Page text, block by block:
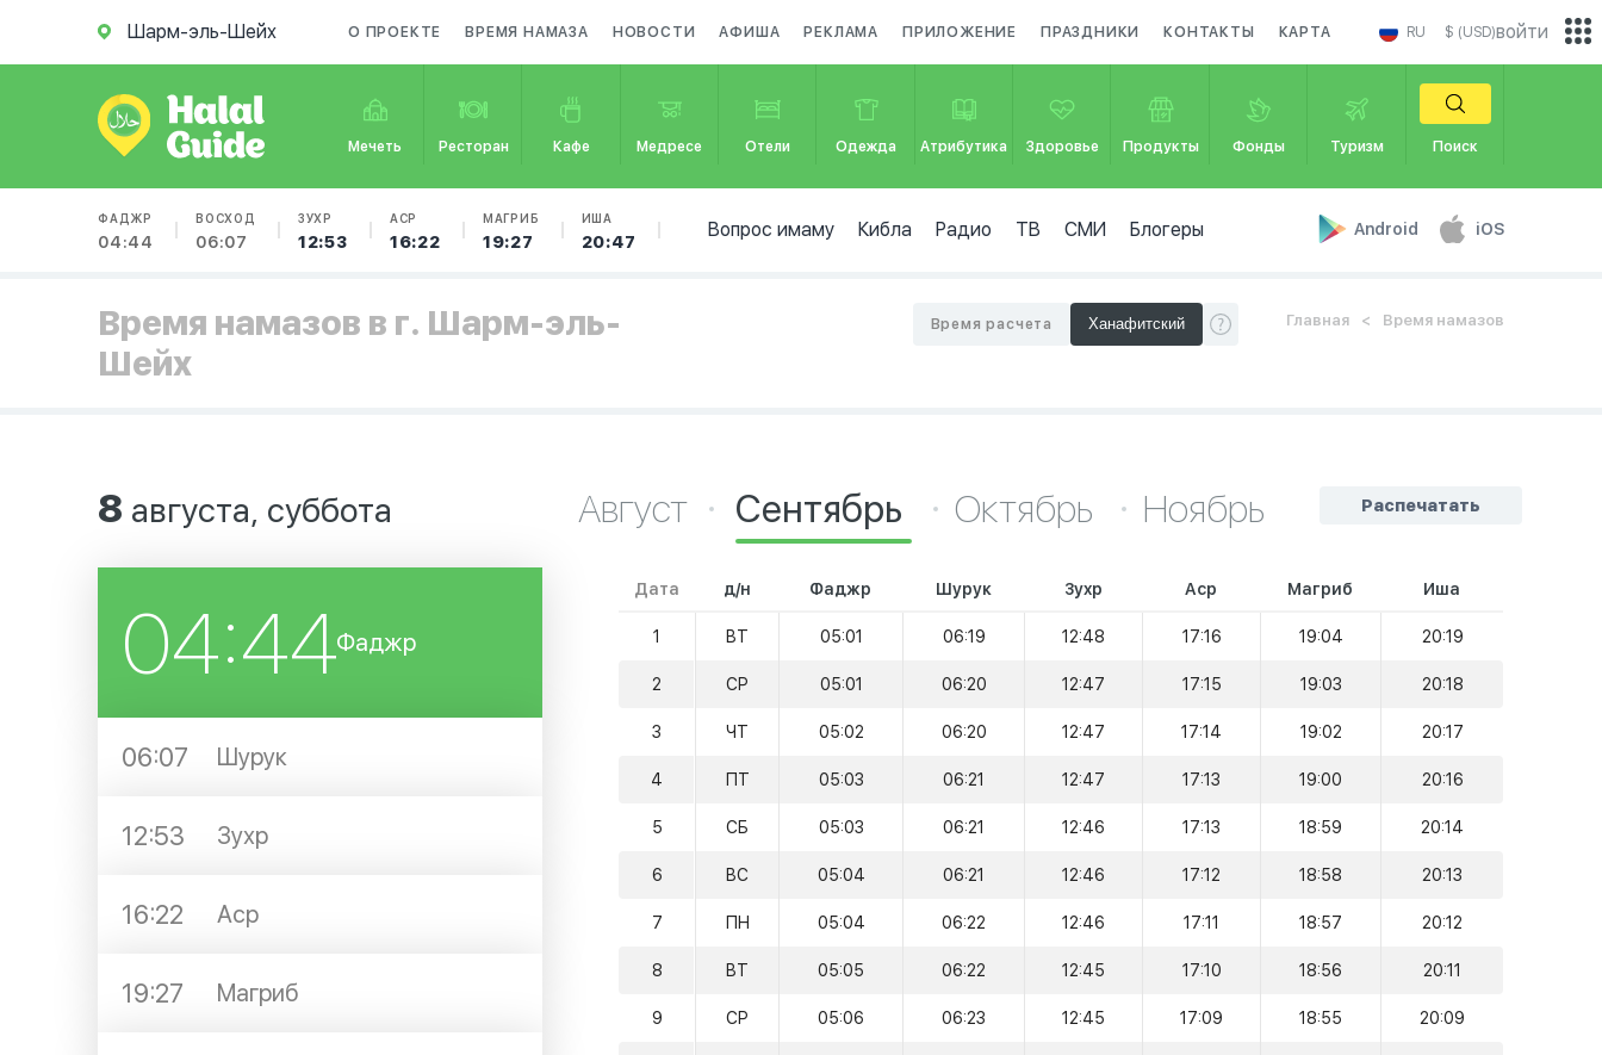
Шарм-эль-Шейх О ПРОЕКТЕ ВРЕМЯ НАМАЗА НОВОСТИ АФИША РЕКЛАМА ПРИЛОЖЕНИЕ ПРАЗДНИКИ КОНТАКТЫ КАРТА RU $ (USD)
Мечеть Ресторан Кафе Медресе Отели Одежда Атрибутика Здоровье Продукты Фонды Туризм Поиск
ФАДЖР
04:44
ВОСХОД
06:07
ЗУХР
12:53
АСР
16:22
МАГРИБ
19:27
ИША
20:47
Вопрос имаму Кибла Радио ТВ СМИ Блогеры Android iOS
войти
Время намазов в г. Шарм-эль-
Шейх
Главная Время намазов
Время расчета
8 августа, суббота
04:44Фаджр
06:07 Шурук
12:53 Зухр
16:22 Аср
19:27 Магриб
Распечатать
Август Сентябрь Октябрь Ноябрь
Дата д/н Фаджр Шурук Зухр Аср Магриб Иша
1 ВТ 05:01 06:19 12:48 17:16 19:04 20:19
2 СР 05:01 06:20 12:47 17:15 19:03 20:18
3 ЧТ 05:02 06:20 12:47 17:14 19:02 20:17
4 ПТ 05:03 06:21 12:47 17:13 19:00 20:16
5 СБ 05:03 06:21 12:46 17:13 18:59 20:14
6 ВС 05:04 06:21 12:46 17:12 18:58 20:13
7 ПН 05:04 06:22 12:46 17:11 18:57 20:12
8 ВТ 05:05 06:22 12:45 17:10 18:56 20:11
9 СР 05:06 06:23 12:45 17:09 18:55 20:09